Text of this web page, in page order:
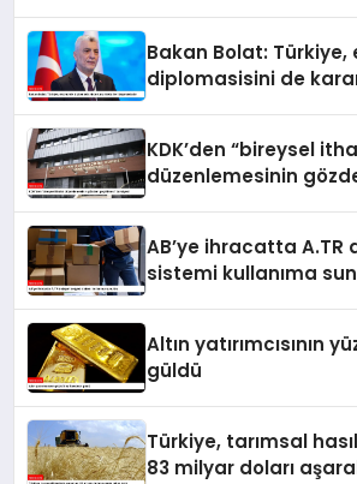
Bakan Bolat: Türkiye,
diplomasisini de
KDK’den “bireysel
düzenlemesinin
AB’ye ihracatta A.TR
sistemi kullanıma
Altın yatırımcısının
güldü
Türkiye, tarımsal
83 milyar doları